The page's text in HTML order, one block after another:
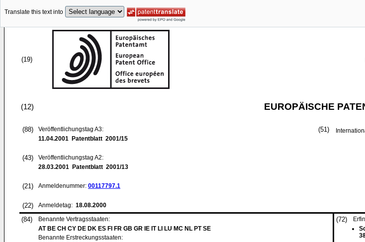
Translate this text into
(19)
(12) EUROPÄISCHE
(88)
Veröffentlichungstag A3:
11.04.2001 Patentblatt 2001/15
(43)
Veröffentlichungstag A2:
28.03.2001 Patentblatt 2001/13
(21) Anmeldenummer: 00117797.1
(22) Anmeldetag: 18.08.2000
(51)
(84)
Benannte Vertragsstaaten:
AT BE CH CY DE DK ES FI FR GB GR IE IT LI LU MC NL PT SE
Benannte Erstreckungsstaaten:
(72)